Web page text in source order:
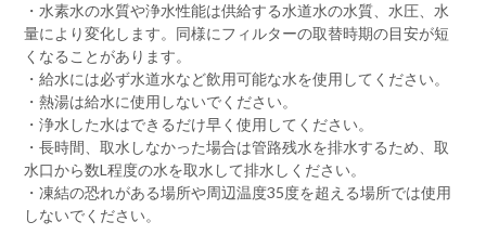
・水素水の水質や浄水性能は供給する水道水の水質、水圧、水
量により変化します。同様にフィルターの取替時期の目安が短
くなることがあります。
・給水には必ず水道水など飲用可能な水を使用してください。
・熱湯は給水に使用しないでください。
・浄水した水はできるだけ早く使用してください。
・長時間、取水しなかった場合は管路残水を排水するため、取
水口から数L程度の水を取水して排水しください。
・凍結の恐れがある場所や周辺温度35度を超える場所では使用
しないでください。